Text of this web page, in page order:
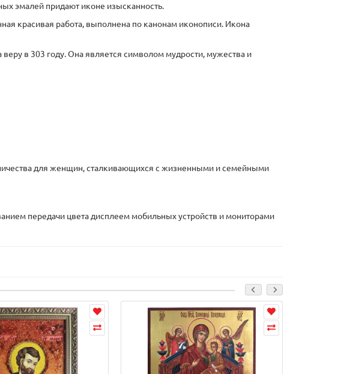
эмалей придают иконе изысканность.
красивая работа, выполнена по канонам иконописи. Икона
в 303 году. Она является символом мудрости, мужества и
для женщин, сталкивающихся с жизненными и семейными
передачи цвета дисплеем мобильных устройств и мониторами